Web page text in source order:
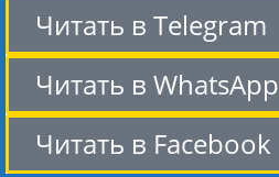
Читать в Telegram
Читать в WhatsApp
Читать в Facebook